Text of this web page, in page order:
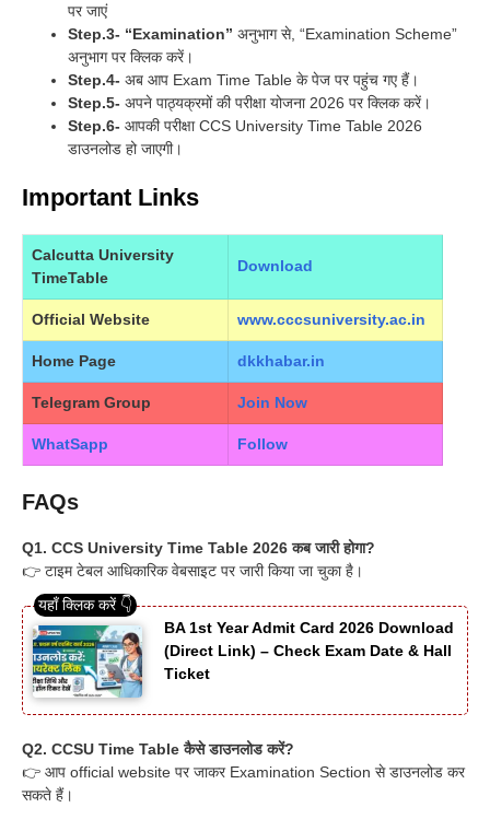
पर जाएं
Step.3- “Examination” अनुभाग से, “Examination Scheme”
अनुभाग पर क्लिक करें।
Step.4- अब आप Exam Time Table के पेज पर पहुंच गए हैं।
Step.5- अपने पाठ्यक्रमों की परीक्षा योजना 2026 पर क्लिक करें।
Step.6- आपकी परीक्षा CCS University Time Table 2026
डाउनलोड हो जाएगी।
Important Links
Calcutta University
TimeTable
Download
Official Website www.cccsuniversity.ac.in
Home Page dkkhabar.in
Telegram Group Join Now
WhatSapp Follow
FAQs
Q1. CCS University Time Table 2026 कब जारी होगा?
👉 टाइम टेबल आधिकारिक वेबसाइट पर जारी किया जा चुका है।
BA 1st Year Admit Card 2026 Download
(Direct Link) – Check Exam Date & Hall
Ticket
Q2. CCSU Time Table कैसे डाउनलोड करें?
👉 आप official website पर जाकर Examination Section से डाउनलोड कर
सकते हैं।